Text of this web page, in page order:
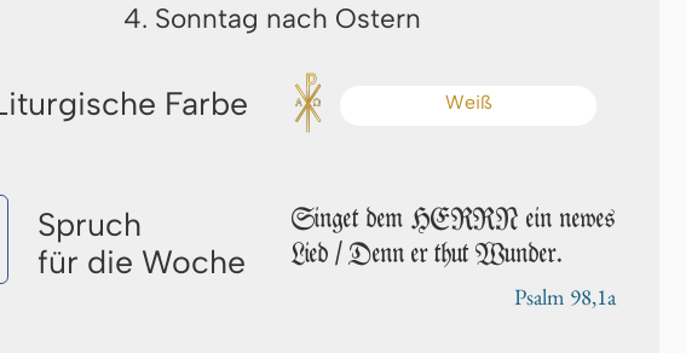
4. Sonntag nach Ostern
Farbe Weiß
Spruch
für die Woche
Singet dem HERRN ein newes
Lied / Denn er thut Wunder.
Psalm 98,1a